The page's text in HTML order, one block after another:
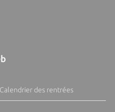
des rentrées